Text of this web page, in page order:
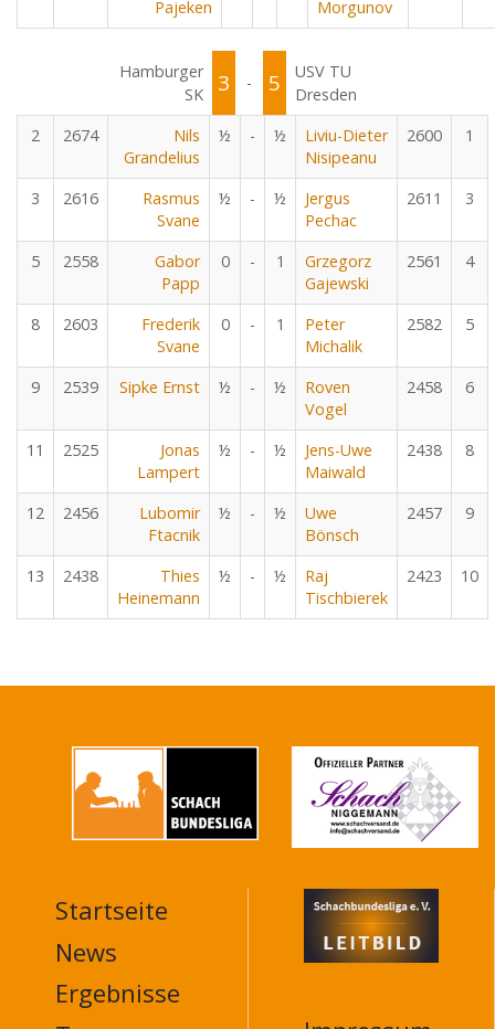
Pajeken
Morgunov
Hamburger
SK
3 - 5
USV TU
Dresden
2
2674
Nils
Grandelius
½ - ½
Liviu-Dieter
Nisipeanu
2600 1
3 2616
Rasmus
Svane
½ - ½
Jergus
Pechac
2611 3
5 2558
Gabor
Papp
0 - 1
Grzegorz
Gajewski
2561 4
8 2603
Frederik
Svane
0 - 1
Peter
Michalik
2582 5
9 2539 Sipke Ernst ½ - ½
Roven
Vogel
2458 6
11 2525
Jonas
Lampert
½ - ½
Jens-Uwe
Maiwald
2438 8
12 2456
Lubomir
Ftacnik
½ - ½
Uwe
Bönsch
2457 9
13 2438
Thies
Heinemann
½ - ½
Raj
Tischbierek
2423 10
MAIN
NAVIGATION
FOOTER
Startseite
News
Ergebnisse